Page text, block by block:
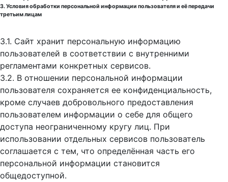
3. Условия обработки персональной информации пользователя и её передачи
третьим лицам
3.1. Сайт хранит персональную информацию
пользователей в соответствии с внутренними
регламентами конкретных сервисов.
3.2. В отношении персональной информации
пользователя сохраняется ее конфиденциальность,
кроме случаев добровольного предоставления
пользователем информации о себе для общего
доступа неограниченному кругу лиц. При
использовании отдельных сервисов пользователь
соглашается с тем, что определённая часть его
персональной информации становится
общедоступной.